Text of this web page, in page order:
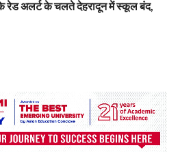
के रेड अलर्ट के चलते देहरादून में स्कूल बंद,